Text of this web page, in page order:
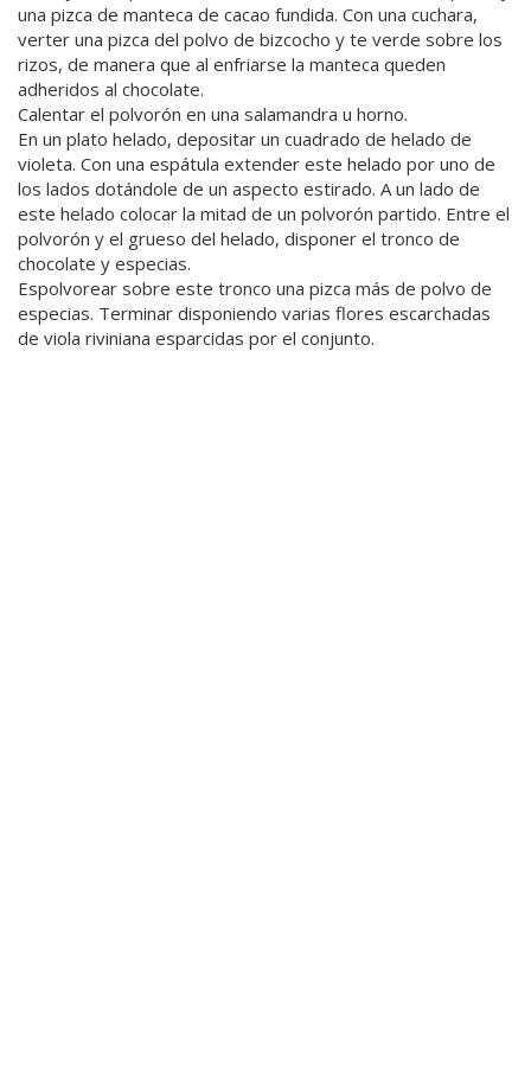
una pizca de manteca de cacao fundida. Con una cuchara,
verter una pizca del polvo de bizcocho y te verde sobre los
rizos, de manera que al enfriarse la manteca queden
adheridos al chocolate.
Calentar el polvorón en una salamandra u horno.
En un plato helado, depositar un cuadrado de helado de
violeta. Con una espátula extender este helado por uno de
los lados dotándole de un aspecto estirado. A un lado de
este helado colocar la mitad de un polvorón partido. Entre el
polvorón y el grueso del helado, disponer el tronco de
chocolate y especias.
Espolvorear sobre este tronco una pizca más de polvo de
especias. Terminar disponiendo varias flores escarchadas
de viola riviniana esparcidas por el conjunto.